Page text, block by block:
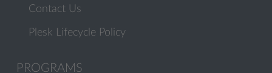
Contact Us
Plesk Lifecycle Policy
PROGRAMS